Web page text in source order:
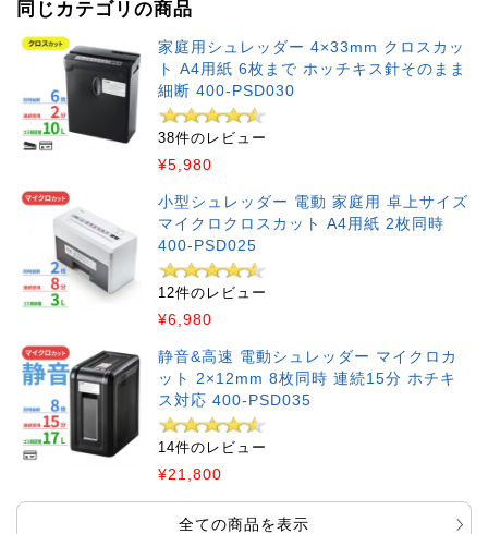
同じカテゴリの商品
家庭用シュレッダー 4×33mm クロスカッ
ト A4用紙 6枚まで ホッチキス針そのまま
細断 400-PSD030
38件のレビュー
¥5,980
小型シュレッダー 電動 家庭用 卓上サイズ
マイクロクロスカット A4用紙 2枚同時
400-PSD025
12件のレビュー
¥6,980
静音&高速 電動シュレッダー マイクロカ
ット 2×12mm 8枚同時 連続15分 ホチキ
ス対応 400-PSD035
14件のレビュー
¥21,800
全ての商品を表示